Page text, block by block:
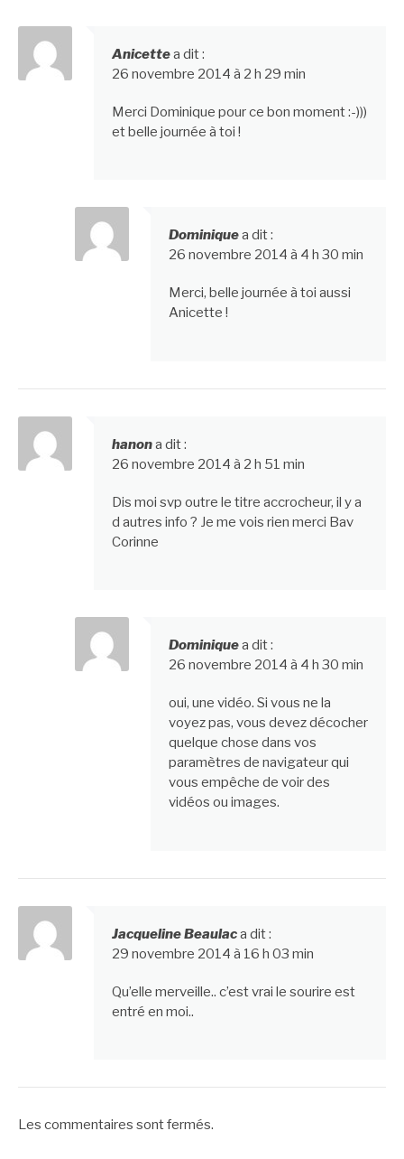
Anicettea dit :
26 novembre 2014 à 2 h 29 min
Merci Dominique pour ce bon moment :-)))
et belle journée à toi !
Dominiquea dit :
26 novembre 2014 à 4 h 30 min
Merci, belle journée à toi aussi
Anicette !
hanona dit :
26 novembre 2014 à 2 h 51 min
Dis moi svp outre le titre accrocheur, il y a
d autres info ? Je me vois rien merci Bav
Corinne
Dominiquea dit :
26 novembre 2014 à 4 h 30 min
oui, une vidéo. Si vous ne la
voyez pas, vous devez décocher
quelque chose dans vos
paramètres de navigateur qui
vous empêche de voir des
vidéos ou images.
Jacqueline Beaulaca dit :
29 novembre 2014 à 16 h 03 min
Qu’elle merveille.. c’est vrai le sourire est
entré en moi..
Les commentaires sont fermés.